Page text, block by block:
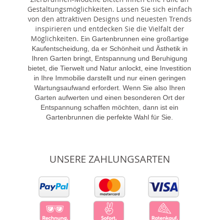
Gestaltungsmöglichkeiten. Lassen Sie sich einfach
von den attraktiven Designs und neuesten Trends
inspirieren und entdecken Sie die Vielfalt der
Möglichkeiten. Ein Gartenbrunnen eine großartige
Kaufentscheidung, da er Schönheit und Ästhetik in
Ihren Garten bringt, Entspannung und Beruhigung
bietet, die Tierwelt und Natur anlockt, eine Investition
in Ihre Immobilie darstellt und nur einen geringen
Wartungsaufwand erfordert. Wenn Sie also Ihren
Garten aufwerten und einen besonderen Ort der
Entspannung schaffen möchten, dann ist ein
Gartenbrunnen die perfekte Wahl für Sie.
UNSERE ZAHLUNGSARTEN